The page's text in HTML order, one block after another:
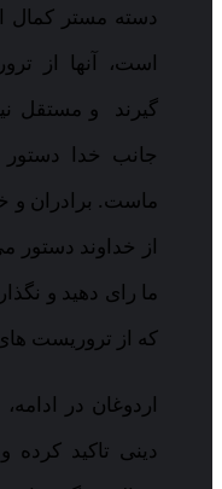
دسته مستر کمال
است، آنها از
گیرند و مستقل
جانب خدا
ماست. برادران و
از خداوند دستور
ما رای دهید و
که از تروریست
اردوغان در
دینی تاکید کرده